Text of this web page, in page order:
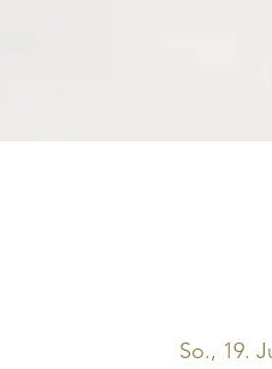
So., 19.